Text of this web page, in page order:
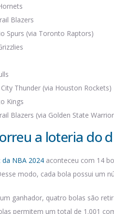
Blazers
Spurs (via Toronto Raptors)
Thunder (via Houston Rockets)
Kings
Blazers (via Golden State
a loteria do
NBA 2024 aconteceu com 14
modo, cada bola possui um
ganhador, quatro bolas são
permitem um total de 1.001